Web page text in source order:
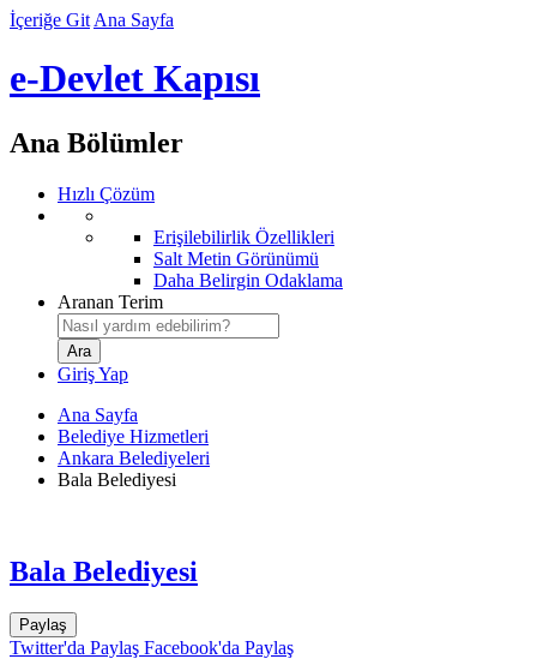
İçeriğe Git Ana Sayfa
e-Devlet Kapısı
Ana Bölümler
Hızlı Çözüm
Erişilebilirlik Özellikleri
Salt Metin Görünümü
Daha Belirgin Odaklama
Aranan Terim
Giriş Yap
Ana Sayfa
Belediye Hizmetleri
Ankara Belediyeleri
Bala Belediyesi
Bala Belediyesi
Paylaş
Twitter'da Paylaş Facebook'da Paylaş